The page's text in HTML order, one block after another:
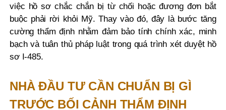
việc hồ sơ chắc chắn bị từ chối hoặc đương đơn bắt
buộc phải rời khỏi Mỹ. Thay vào đó, đây là bước tăng
cường thẩm định nhằm đảm bảo tính chính xác, minh
bạch và tuân thủ pháp luật trong quá trình xét duyệt hồ
sơ I-485.
NHÀ ĐẦU TƯ CẦN CHUẨN BỊ GÌ
TRƯỚC BỐI CẢNH THẨM ĐỊNH